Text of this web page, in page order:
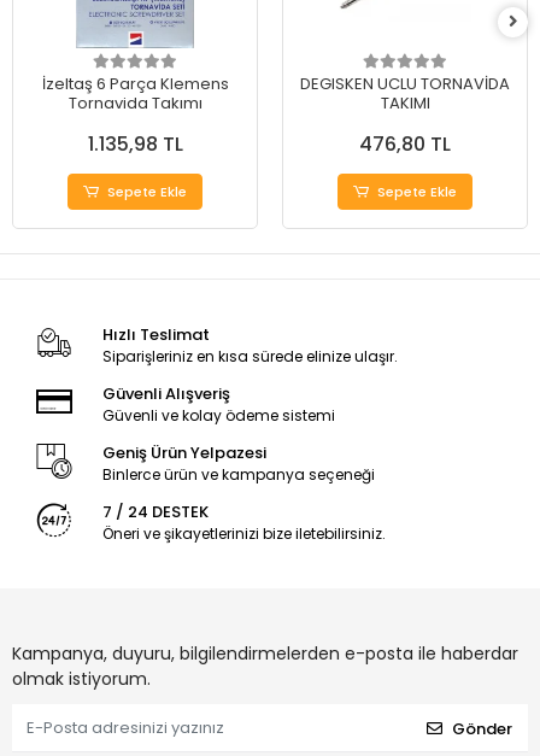
İzeltaş 6 Parça Klemens
Tornavida Takımı
1.135,98 TL
Sepete Ekle
DEGISKEN UCLU TORNAVİDA
TAKIMI
476,80 TL
Sepete Ekle
Hızlı Teslimat
Siparişleriniz en kısa sürede elinize ulaşır.
Güvenli Alışveriş
Güvenli ve kolay ödeme sistemi
Geniş Ürün Yelpazesi
Binlerce ürün ve kampanya seçeneği
7 / 24 DESTEK
Öneri ve şikayetlerinizi bize iletebilirsiniz.
Kampanya, duyuru, bilgilendirmelerden e-posta ile haberdar
olmak istiyorum.
Gönder